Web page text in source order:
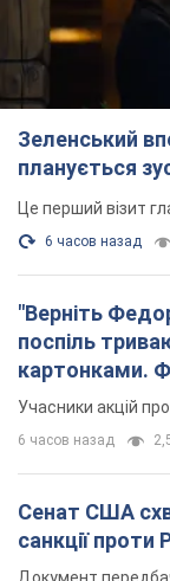
Зеленський
планується
Це перший візит
6 часов назад
"Верніть
поспіль
картонками.
Учасники акцій
6 часов назад
Сенат США
санкції проти